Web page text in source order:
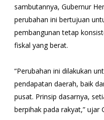
sambutannya, Gubernur
perubahan ini bertujuan
pembangunan tetap
fiskal yang berat.
“Perubahan ini dilakukan
pendapatan daerah, baik
pusat. Prinsip dasarnya,
berpihak pada rakyat,” ujar